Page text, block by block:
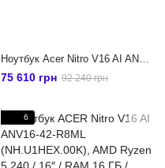
Ноутбук Acer Nitro V16 AI ANV16-42 (NH.U1HEX.007), AMD Ryzen 5 240 / 16″ / RAM 16 ГБ / SSD 1 ТБ / RTX 5050 8GB / Без ОС / Shale Black
75 610 грн 92 240 грн
6